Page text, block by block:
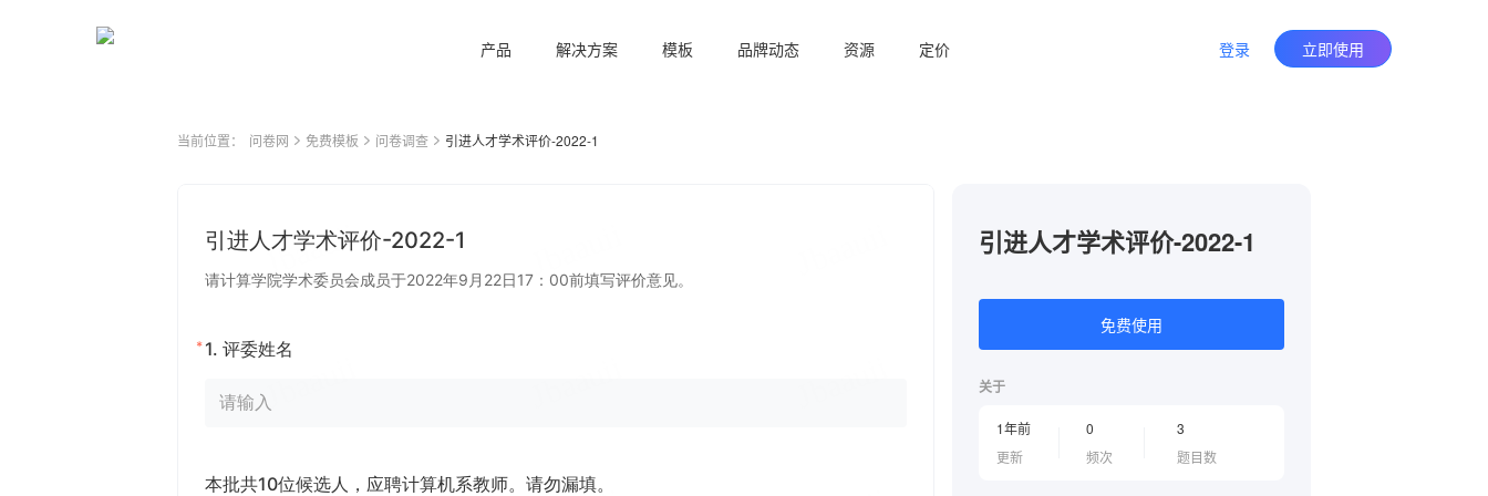
产品 解决方案 模板 品牌动态 资源 定价 登录 立即使用
当前位置： 问卷网 免费模板 问卷调查 引进人才学术评价-2022-1
引进人才学术评价-2022-1
免费使用
关于
1年前
更新
0
频次
3
题目数